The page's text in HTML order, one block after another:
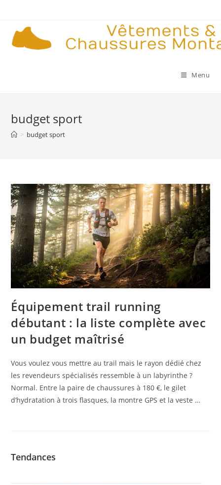
content
Menu
budget sport
> budget sport
Équipement trail running
débutant : la liste complète avec
un budget maîtrisé
Vous voulez vous mettre au trail mais le rayon dédié chez
les revendeurs spécialisés ressemble à un labyrinthe ?
Normal. Entre la paire de chaussures à 180 €, le gilet
d’hydratation à trois flasques, la montre GPS et la veste …
Tendances